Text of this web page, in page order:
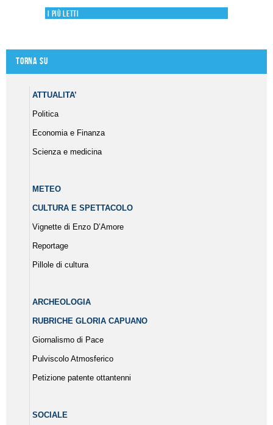
I più letti
Torna su
ATTUALITA’
Politica
Economia e Finanza
Scienza e medicina
METEO
CULTURA E SPETTACOLO
Vignette di Enzo D’Amore
Reportage
Pillole di cultura
ARCHEOLOGIA
RUBRICHE GLORIA CAPUANO
Giornalismo di Pace
Pulviscolo Atmosferico
Petizione patente ottantenni
SOCIALE